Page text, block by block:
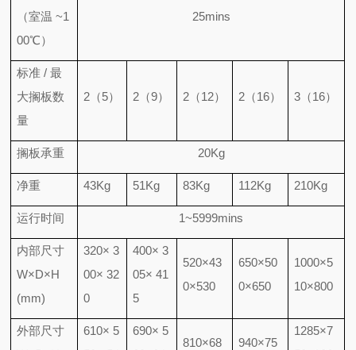
（室温 ~1
00℃）
25mins
标准 /最
大搁板数
量
2 （5） 2 （9） 2 （12） 2 （16） 3 （16）
搁板承重 20Kg
净重 43Kg 51Kg 83Kg 112Kg 210Kg
运行时间 1~5999mins
内部尺寸
W×D×H
(mm)
320× 3
00× 32
0
400× 3
05× 41
5
520×43
0×530
650×50
0×650
1000×5
10×800
外部尺寸
610× 5
690× 5
810×68
940×75
1285×7